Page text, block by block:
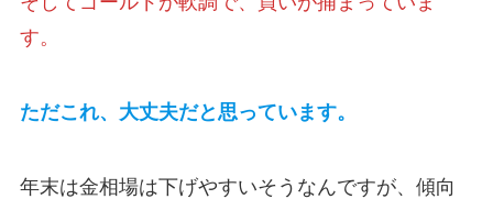
す。
ただこれ、大丈夫だと思っています。
年末は金相場は下げやすいそうなんですが、傾向